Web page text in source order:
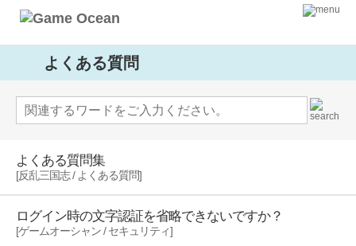
よくある質問
よくある質問集
[反乱三国志 / よくある質問]
ログイン時の文字認証を省略できないですか？
[ゲームオーシャン / セキュリティ]